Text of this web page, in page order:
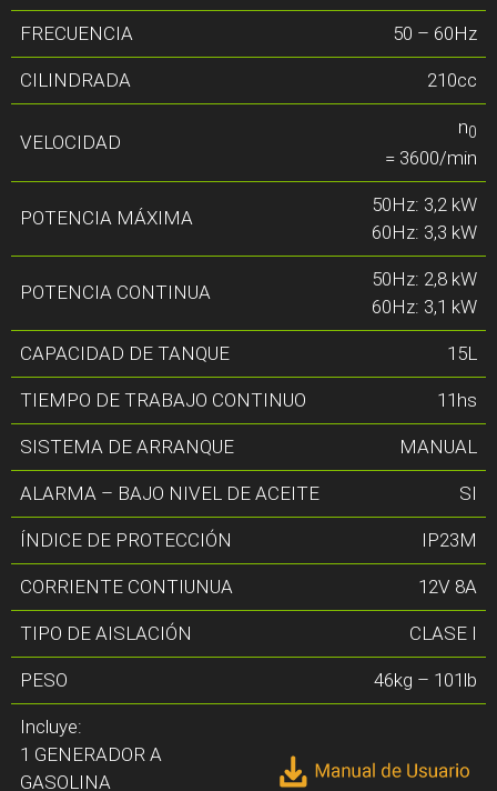
FRECUENCIA 50 – 60Hz
CILINDRADA 210cc
VELOCIDAD
n0
= 3600/min
POTENCIA MÁXIMA
50Hz: 3,2 kW
60Hz: 3,3 kW
POTENCIA CONTINUA
50Hz: 2,8 kW
60Hz: 3,1 kW
CAPACIDAD DE TANQUE 15L
TIEMPO DE TRABAJO CONTINUO 11hs
SISTEMA DE ARRANQUE MANUAL
ALARMA – BAJO NIVEL DE ACEITE SI
ÍNDICE DE PROTECCIÓN IP23M
CORRIENTE CONTIUNUA 12V 8A
TIPO DE AISLACIÓN CLASE I
PESO 46kg – 101lb
Incluye:
1 GENERADOR A
GASOLINA